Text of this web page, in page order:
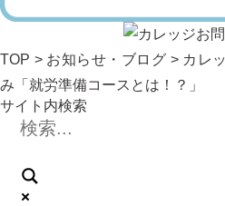
TOP > お知らせ・ブログ > カレ
み「就労準備コースとは！？」
サイト内検索